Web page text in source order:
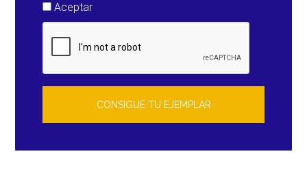
Aceptar